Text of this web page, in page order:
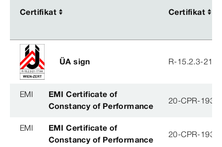
Certifikat Certifikat
Certifikat Certifikat
ÜA sign R-15.2.3-21-
EMI
EMI Certificate of
Constancy of Performance
20-CPR-193-
EMI
EMI Certificate of
Constancy of Performance
20-CPR-193-